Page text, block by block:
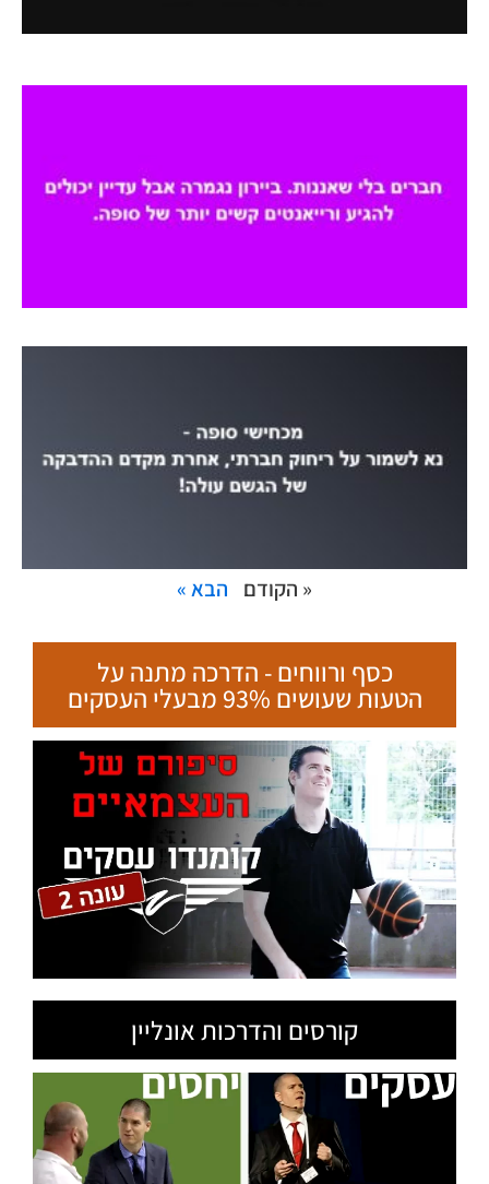
« הקודם הבא »
כסף ורווחים - הדרכה מתנה על
הטעות שעושים 93% מבעלי העסקים
קורסים והדרכות אונליין